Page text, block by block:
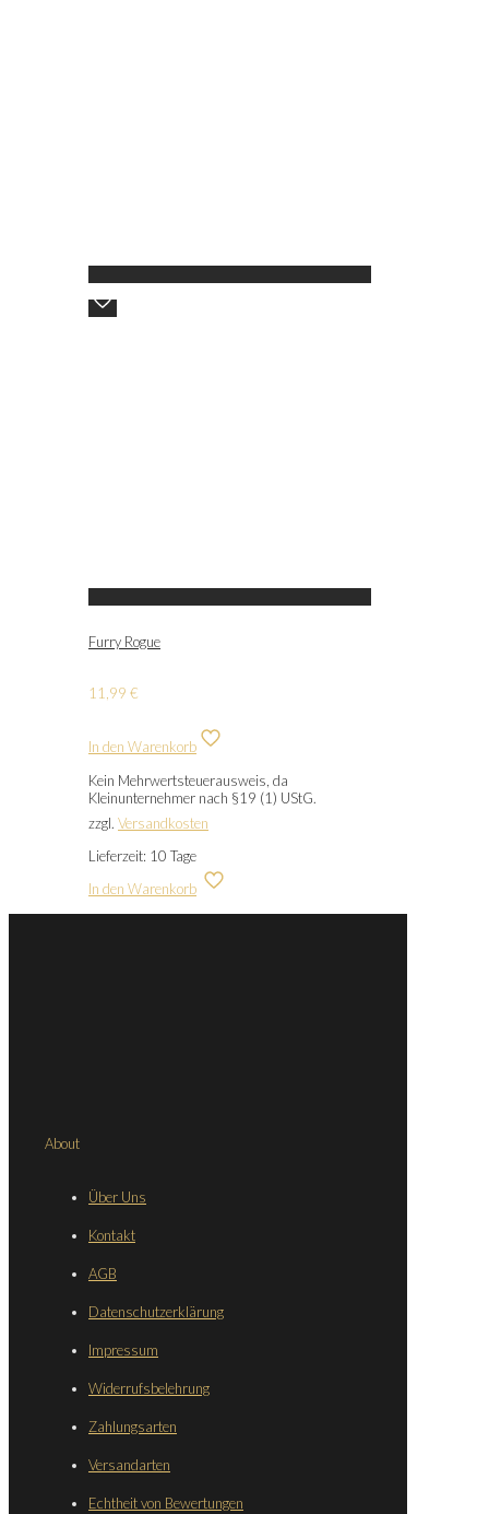
Furry Rogue
11,99 €
In den Warenkorb
Kein Mehrwertsteuerausweis, da
Kleinunternehmer nach §19 (1) UStG.
zzgl. Versandkosten
Lieferzeit: 10 Tage
In den Warenkorb
About
Über Uns
Kontakt
AGB
Datenschutzerklärung
Impressum
Widerrufsbelehrung
Zahlungsarten
Versandarten
Echtheit von Bewertungen